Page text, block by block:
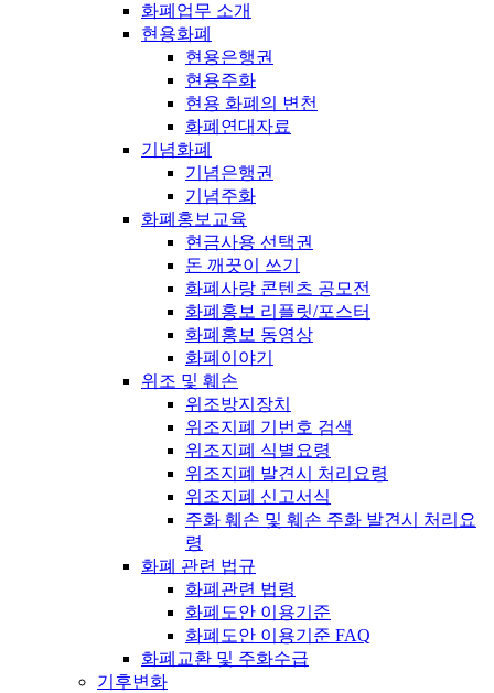
화폐업무 소개
현용화폐
현용은행권
현용주화
현용 화폐의 변천
화폐연대자료
기념화폐
기념은행권
기념주화
화폐홍보교육
현금사용 선택권
돈 깨끗이 쓰기
화폐사랑 콘텐츠 공모전
화폐홍보 리플릿/포스터
화폐홍보 동영상
화폐이야기
위조 및 훼손
위조방지장치
위조지폐 기번호 검색
위조지폐 식별요령
위조지폐 발견시 처리요령
위조지폐 신고서식
주화 훼손 및 훼손 주화 발견시 처리요
령
화폐 관련 법규
화폐관련 법령
화폐도안 이용기준
화폐도안 이용기준 FAQ
화폐교환 및 주화수급
기후변화